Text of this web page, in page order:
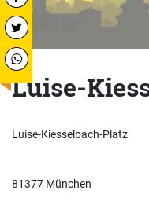
Luise-
Luise-Kiesselbach-Platz
81377 München